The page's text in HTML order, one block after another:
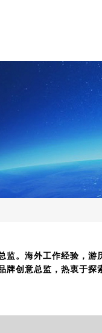
监。海外工作经验，
牌创意总监，热衷于